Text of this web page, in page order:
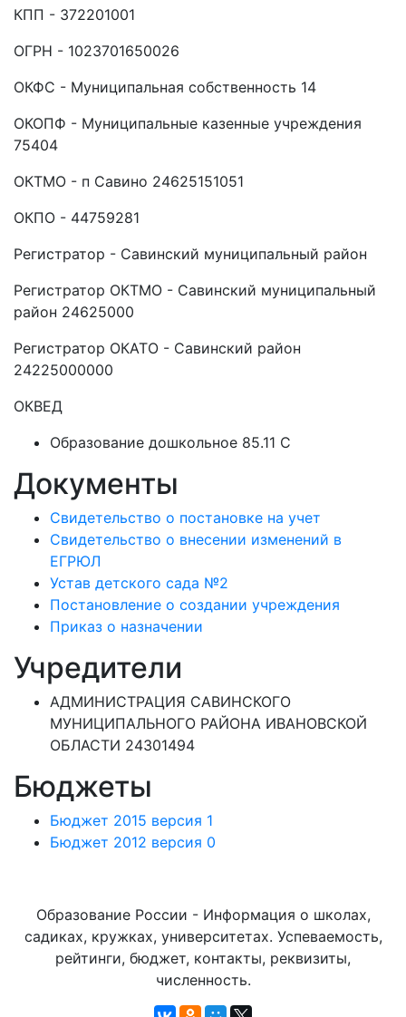
КПП - 372201001
ОГРН - 1023701650026
ОКФС - Муниципальная собственность 14
ОКОПФ - Муниципальные казенные учреждения
75404
ОКТМО - п Савино 24625151051
ОКПО - 44759281
Регистратор - Савинский муниципальный район
Регистратор ОКТМО - Савинский муниципальный
район 24625000
Регистратор ОКАТО - Савинский район
24225000000
ОКВЕД
Образование дошкольное 85.11 C
Документы
Свидетельство о постановке на учет
Свидетельство о внесении изменений в
ЕГРЮЛ
Устав детского сада №2
Постановление о создании учреждения
Приказ о назначении
Учредители
АДМИНИСТРАЦИЯ САВИНСКОГО
МУНИЦИПАЛЬНОГО РАЙОНА ИВАНОВСКОЙ
ОБЛАСТИ 24301494
Бюджеты
Бюджет 2015 версия 1
Бюджет 2012 версия 0
Образование России - Информация о школах,
садиках, кружках, университетах. Успеваемость,
рейтинги, бюджет, контакты, реквизиты,
численность.